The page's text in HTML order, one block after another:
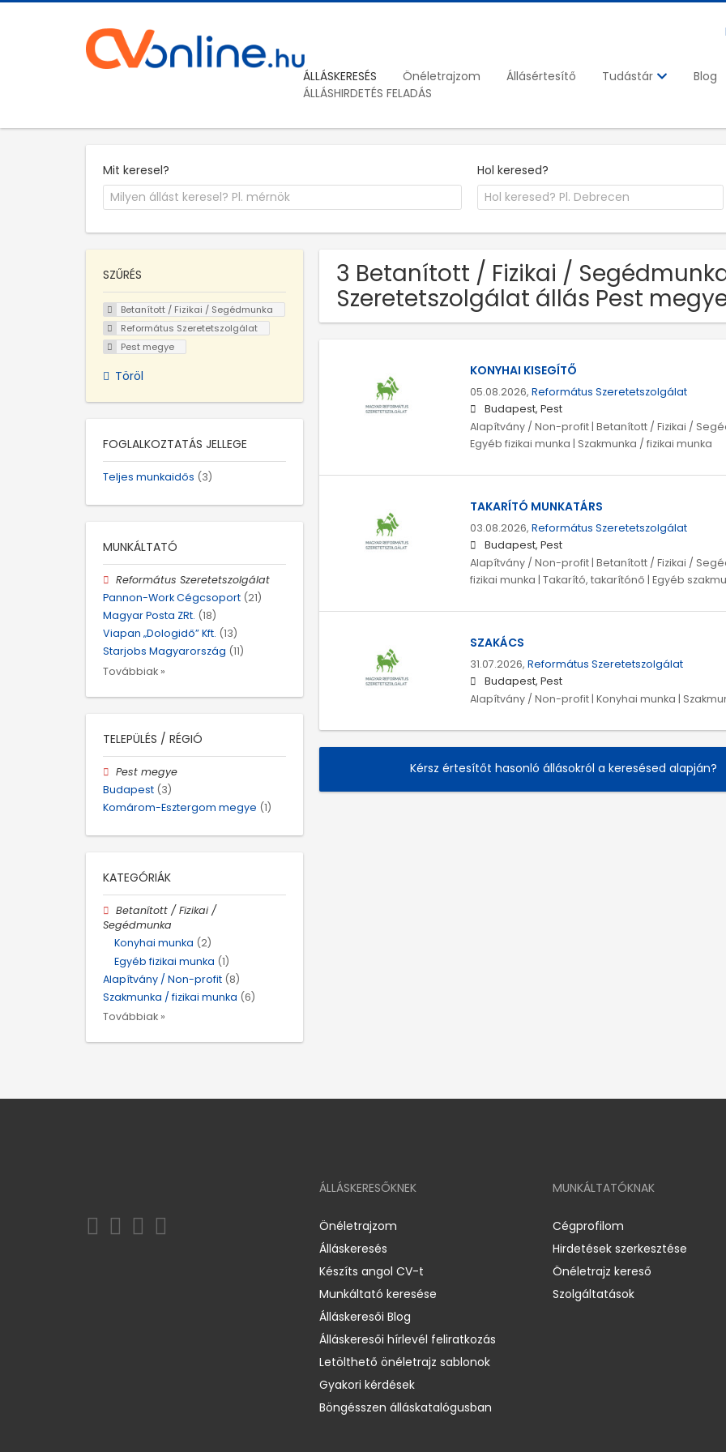
ÁLLÁSKERESÉS Önéletrajzom Állásértesítő Tudástár Blog
ÁLLÁSHIRDETÉS FELADÁS
Mit keresel? Hol keresed?
3 Betanított / Fizikai /
Szeretetszolgálat állás Pest
KONYHAI KISEGÍTŐ
05.08.2026, Református Szeretetszolgálat
Budapest, Pest
Alapítvány / Non-profit | Betanított / Fizikai /
Egyéb fizikai munka | Szakmunka / fizikai munka
TAKARÍTÓ MUNKATÁRS
03.08.2026, Református Szeretetszolgálat
Budapest, Pest
Alapítvány / Non-profit | Betanított / Fizikai /
fizikai munka | Takarító, takarítónő | Egyéb
SZAKÁCS
31.07.2026, Református Szeretetszolgálat
Budapest, Pest
Alapítvány / Non-profit | Konyhai munka |
Kérsz értesítőt hasonló állásokról a keresésed alapján?
SZŰRÉS
Betanított / Fizikai / Segédmunka
Református Szeretetszolgálat
Pest megye
Töröl
FOGLALKOZTATÁS JELLEGE
Teljes munkaidős (3)
MUNKÁLTATÓ
Református Szeretetszolgálat
Pannon-Work Cégcsoport (21)
Magyar Posta ZRt. (18)
Viapan „Dologidő” Kft. (13)
Starjobs Magyarország (11)
Továbbiak »
TELEPÜLÉS / RÉGIÓ
Pest megye
Budapest (3)
Komárom-Esztergom megye (1)
KATEGÓRIÁK
Betanított / Fizikai /
Segédmunka
Konyhai munka (2)
Egyéb fizikai munka (1)
Alapítvány / Non-profit (8)
Szakmunka / fizikai munka (6)
Továbbiak »
ÁLLÁSKERESŐKNEK
Önéletrajzom
Álláskeresés
Készíts angol CV-t
Munkáltató keresése
Álláskeresői Blog
Álláskeresői hírlevél feliratkozás
Letölthető önéletrajz sablonok
Gyakori kérdések
Böngésszen álláskatalógusban
MUNKÁLTATÓKNAK
Cégprofilom
Hirdetések szerkesztése
Önéletrajz kereső
Szolgáltatások